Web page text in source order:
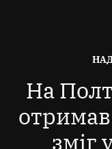
На
отримав
зміг